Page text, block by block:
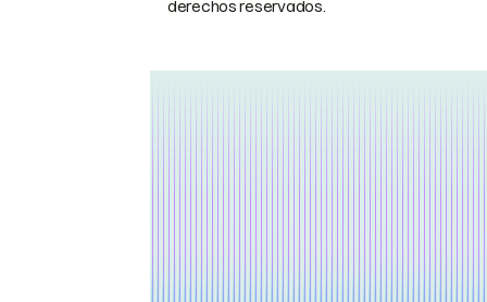
derechos reservados.